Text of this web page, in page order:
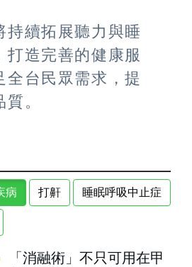
持續拓展聽力與睡
打造完善的健康服
全台民眾需求，提
。
病 打鼾 睡眠呼吸中止症
「消融術」不只可用在甲